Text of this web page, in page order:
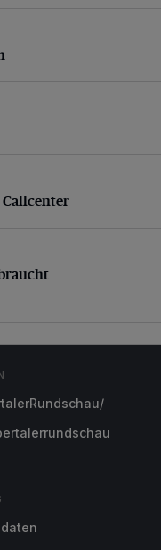
Unterstützung